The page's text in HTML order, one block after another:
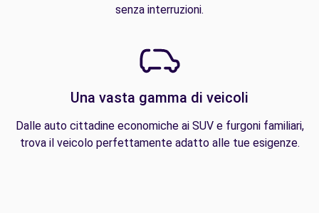
senza interruzioni.
Una vasta gamma di veicoli
Dalle auto cittadine economiche ai SUV e furgoni familiari,
trova il veicolo perfettamente adatto alle tue esigenze.